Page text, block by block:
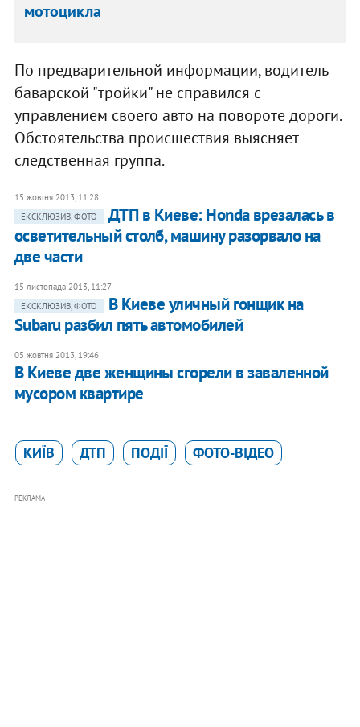
мотоцикла
По предварительной информации, водитель
баварской "тройки" не справился с
управлением своего авто на повороте дороги.
Обстоятельства происшествия выясняет
следственная группа.
15 жовтня 2013, 11:28
ЕКСКЛЮЗИВ, ФОТО
ДТП в Киеве: Honda врезалась в
осветительный столб, машину разорвало на
две части
15 листопада 2013, 11:27
ЕКСКЛЮЗИВ, ФОТО
В Киеве уличный гонщик на
Subaru разбил пять автомобилей
05 жовтня 2013, 19:46
В Киеве две женщины сгорели в заваленной
мусором квартире
КИЇВ ДТП ПОДІЇ ФОТО-ВІДЕО
РЕКЛАМА